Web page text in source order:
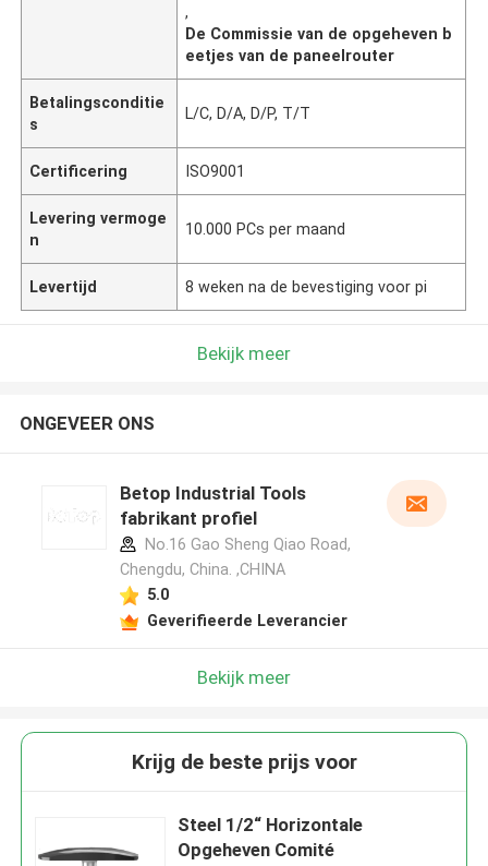
,
De Commissie van de opgeheven b
eetjes van de paneelrouter
Betalingsconditie
s
L/C, D/A, D/P, T/T
Certificering ISO9001
Levering vermoge
n
10.000 PCs per maand
Levertijd 8 weken na de bevestiging voor pi
Bekijk meer
ONGEVEER ONS
Betop Industrial Tools
fabrikant profiel
No.16 Gao Sheng Qiao Road,
Chengdu, China. ,CHINA
5.0
Geverifieerde Leverancier
Bekijk meer
Krijg de beste prijs voor
Steel 1/2“ Horizontale
Opgeheven Comité